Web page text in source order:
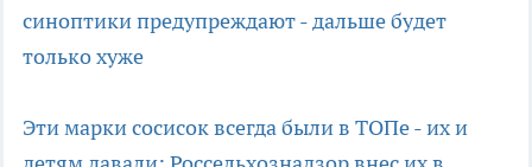
синоптики предупреждают - дальше будет
только хуже
Эти марки сосисок всегда были в ТОПе - их и